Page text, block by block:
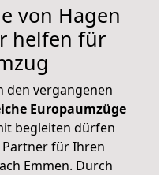
von Hagen
helfen für
den vergangenen
Europaumzüge
begleiten dürfen
für Ihren
Emmen. Durch